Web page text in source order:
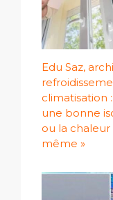
Edu Saz,
climatisation
une bonne
ou la chaleur
même »